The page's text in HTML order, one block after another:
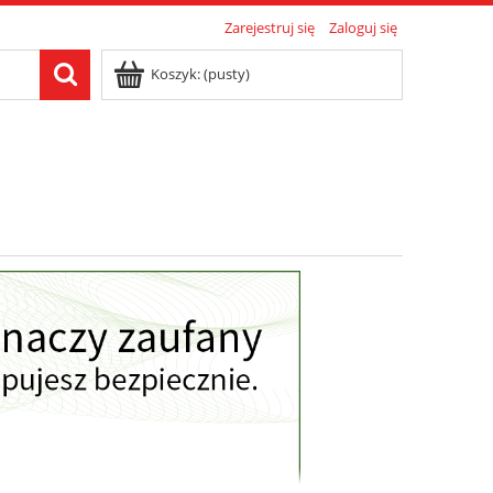
Zarejestruj się Zaloguj się
Koszyk:(pusty)